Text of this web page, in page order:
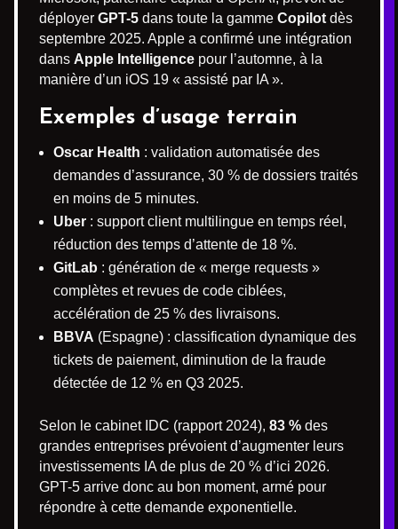
déployer GPT-5 dans toute la gamme Copilot dès
septembre 2025. Apple a confirmé une intégration
dans Apple Intelligence pour l’automne, à la
manière d’un iOS 19 « assisté par IA ».
Exemples d’usage terrain
Oscar Health : validation automatisée des
demandes d’assurance, 30 % de dossiers traités
en moins de 5 minutes.
Uber : support client multilingue en temps réel,
réduction des temps d’attente de 18 %.
GitLab : génération de « merge requests »
complètes et revues de code ciblées,
accélération de 25 % des livraisons.
BBVA (Espagne) : classification dynamique des
tickets de paiement, diminution de la fraude
détectée de 12 % en Q3 2025.
Selon le cabinet IDC (rapport 2024), 83 % des
grandes entreprises prévoient d’augmenter leurs
investissements IA de plus de 20 % d’ici 2026.
GPT-5 arrive donc au bon moment, armé pour
répondre à cette demande exponentielle.